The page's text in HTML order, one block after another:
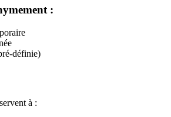
:
définie)
à :